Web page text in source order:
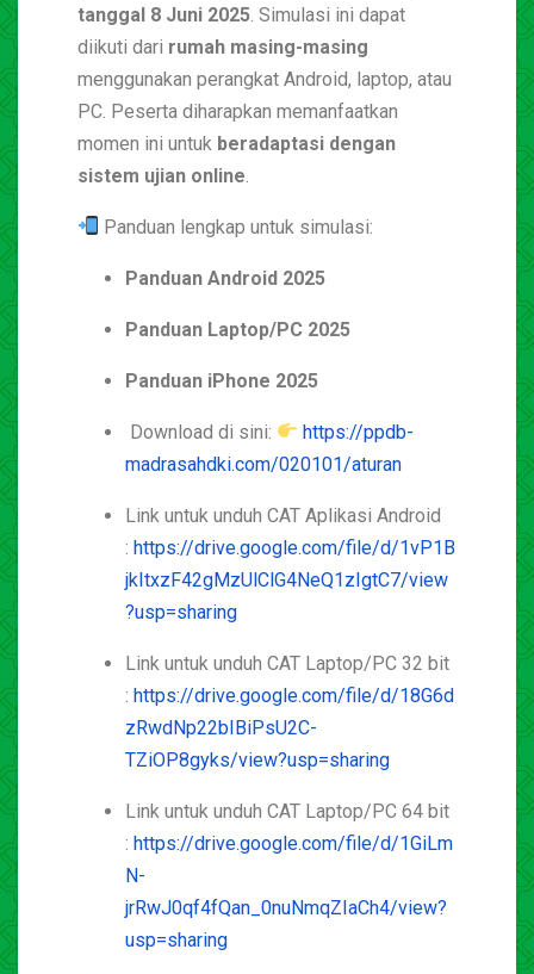
tanggal 8 Juni 2025 . Simulasi ini dapat
diikuti dari rumah masing-masing
menggunakan perangkat Android, laptop, atau
PC. Peserta diharapkan memanfaatkan
momen ini untuk beradaptasi dengan
sistem ujian online
Panduan lengkap untuk simulasi:
Panduan Android 2025
Panduan Laptop/PC 2025
Panduan iPhone 2025
Download di sini:
https://ppdb-
madrasahdki.com/020101/aturan
Link untuk unduh CAT Aplikasi Android
: https://drive.google.com/file/d/1vP1B
jkItxzF42gMzUlClG4NeQ1zIgtC7/view
?usp=sharing
Link untuk unduh CAT Laptop/PC 32 bit
: https://drive.google.com/file/d/18G6d
zRwdNp22bIBiPsU2C-
TZiOP8gyks/view?usp=sharing
Link untuk unduh CAT Laptop/PC 64 bit
: https://drive.google.com/file/d/1GiLm
N-
jrRwJ0qf4fQan_0nuNmqZIaCh4/view?
usp=sharing